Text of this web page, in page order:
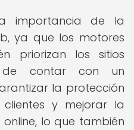
importancia de la
ya que los motores
priorizan los sitios
de contar con un
la protección
y mejorar la
lo que también